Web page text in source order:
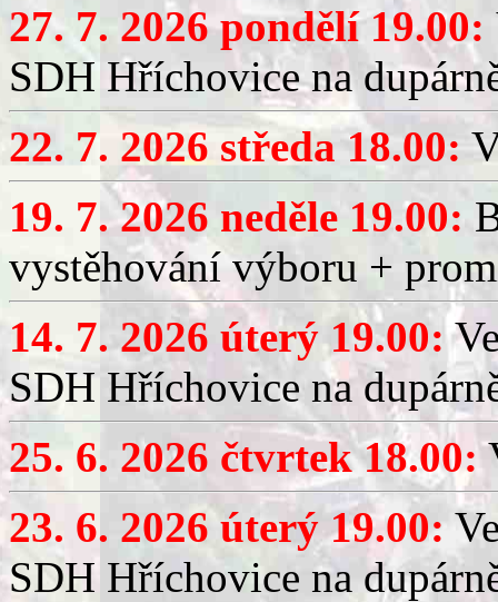
27. 7. 2026 pondělí 19.00:
SDH Hříchovice na
22. 7. 2026 středa 18.00:
19. 7. 2026 neděle 19.00:
vystěhování výboru +
14. 7. 2026 úterý 19.00:
SDH Hříchovice na
25. 6. 2026 čtvrtek 18.00:
23. 6. 2026 úterý 19.00:
SDH Hříchovice na